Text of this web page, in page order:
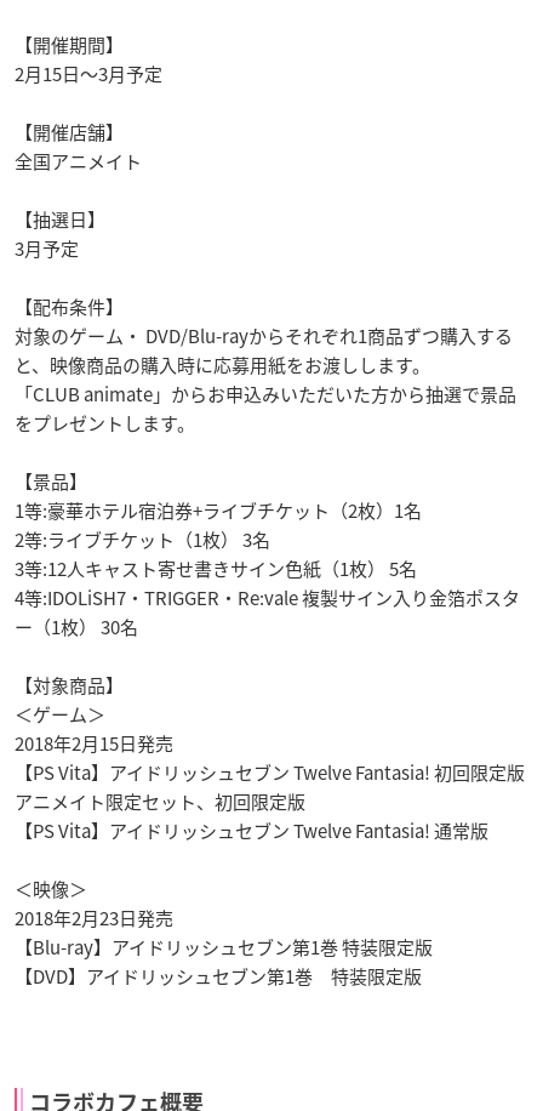
【開催期間】
2月15日〜3月予定
【開催店舗】
全国アニメイト
【抽選日】
3月予定
【配布条件】
対象のゲーム・ DVD/Blu-rayからそれぞれ1商品ずつ購入する
と、映像商品の購入時に応募用紙をお渡しします。
「CLUB animate」からお申込みいただいた方から抽選で景品
をプレゼントします。
【景品】
1等:豪華ホテル宿泊券+ライブチケット（2枚）1名
2等:ライブチケット（1枚） 3名
3等:12人キャスト寄せ書きサイン色紙（1枚） 5名
4等:IDOLiSH7・TRIGGER・Re:vale 複製サイン入り金箔ポスタ
ー（1枚） 30名
【対象商品】
＜ゲーム＞
2018年2月15日発売
【PS Vita】アイドリッシュセブン Twelve Fantasia! 初回限定版
アニメイト限定セット、初回限定版
【PS Vita】アイドリッシュセブン Twelve Fantasia! 通常版
＜映像＞
2018年2月23日発売
【Blu-ray】アイドリッシュセブン第1巻 特装限定版
【DVD】アイドリッシュセブン第1巻 特装限定版
コラボカフェ概要